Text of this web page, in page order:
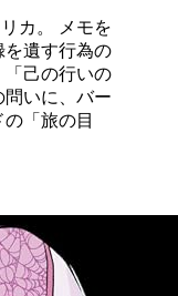
カ。 メモを
を遺す行為の
「己の行いの
いに、バー
「旅の目